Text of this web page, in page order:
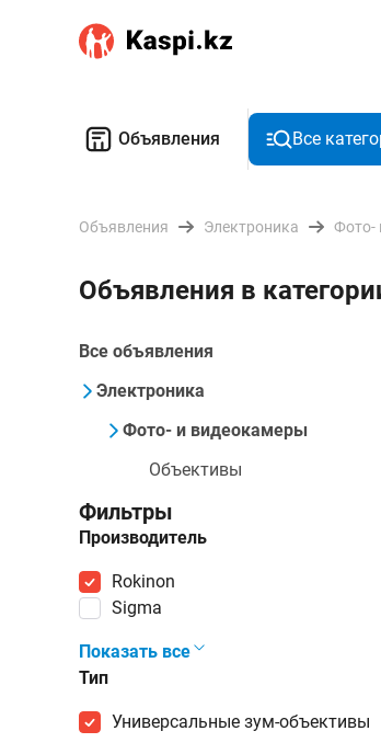
Объявления Все
Объявления Электроника Фото-
Объявления в
Все объявления
Электроника
Фото- и видеокамеры
Объективы
Фильтры
Производитель
Rokinon
Sigma
Показать все
Тип
универсальные зум-объективы